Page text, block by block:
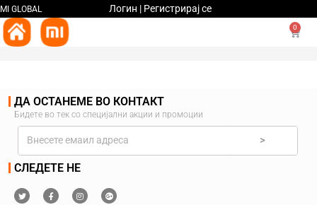
MI GLOBAL Логин | Регистрирај се
0
ДА ОСТАНЕМЕ ВО КОНТАКТ
Бидете во тек со специјални акции и промоции
>
СЛЕДЕТЕ НЕ